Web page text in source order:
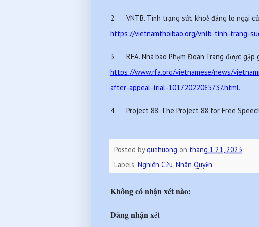
2.
https://vietnamthoibao.org/vntb-tinh-trang-
3.
https://www.rfa.org/vietnamese/news/
after-appeal-trial-10172022085737.html.
4. Project 88. The Project 88 for Free
Posted byquehuong on tháng 1 21, 2023
Labels: Nghiên Cứu Nhân Quyền
Không có nhận xét nào:
Đăng nhận xét